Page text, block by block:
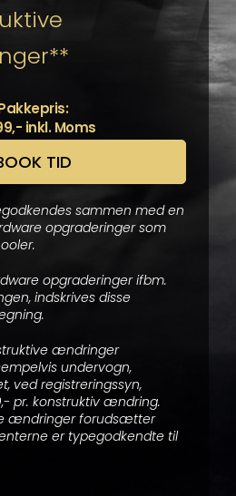
inkl. Moms
TID
sammen med en
opgraderinger som
opgraderinger ifbm.
indskrives disse
ændringer
undervogn,
ved registreringssyn,
pr. konstruktiv ændring.
ændringer forudsætter
er typegodkendte til